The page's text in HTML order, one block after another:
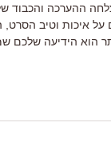
ההערכה והכבוד
על איכות וטיב הסרט,
הוא הידיעה שלכם